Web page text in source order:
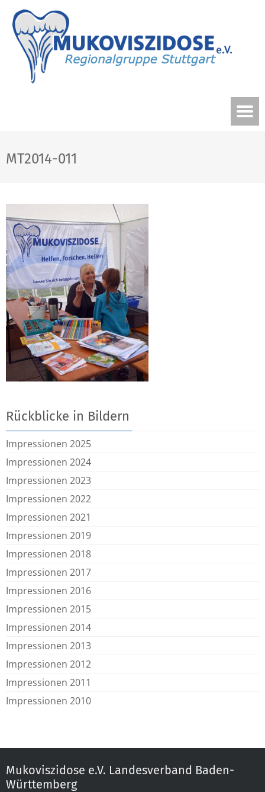
MT2014-011
Rückblicke in Bildern
Impressionen 2025
Impressionen 2024
Impressionen 2023
Impressionen 2022
Impressionen 2021
Impressionen 2019
Impressionen 2018
Impressionen 2017
Impressionen 2016
Impressionen 2015
Impressionen 2014
Impressionen 2013
Impressionen 2012
Impressionen 2011
Impressionen 2010
Mukoviszidose e.V. Landesverband Baden-
Württemberg